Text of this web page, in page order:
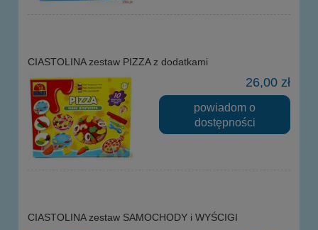
CIASTOLINA zestaw PIZZA z dodatkami
26,00 zł
powiadom o
dostępności
CIASTOLINA zestaw SAMOCHODY i WYŚCIGI